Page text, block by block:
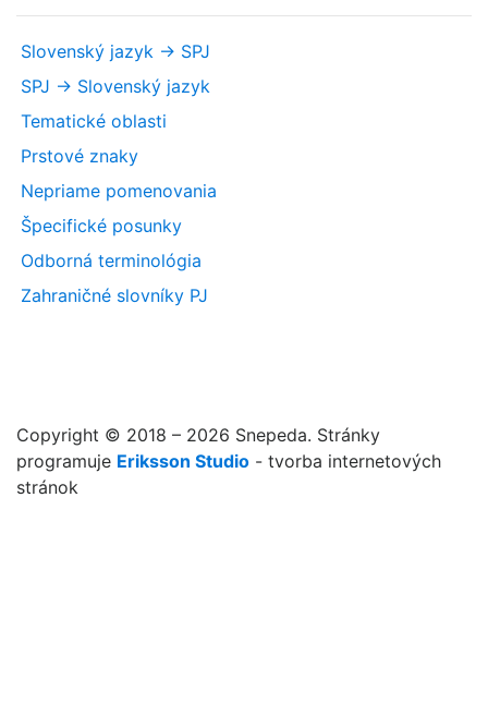
Slovenský jazyk -> SPJ
SPJ -> Slovenský jazyk
Tematické oblasti
Prstové znaky
Nepriame pomenovania
Špecifické posunky
Odborná terminológia
Zahraničné slovníky PJ
Copyright © 2018 – 2026 Snepeda. Stránky
programuje Eriksson Studio - tvorba internetových
stránok